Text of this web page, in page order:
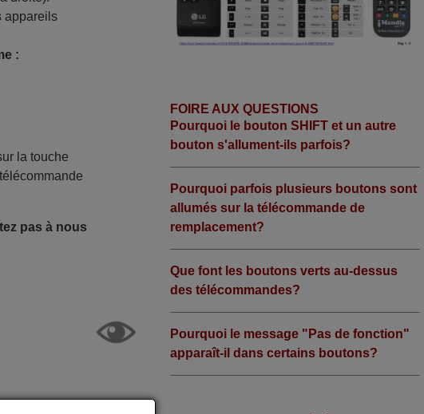
appareils
:
la touche
pas à nous
FOIRE AUX QUESTIONS
Pourquoi le bouton SHIFT et un autre
bouton s'allument-ils parfois?
Pourquoi parfois plusieurs boutons sont
allumés sur la télécommande de
remplacement?
Que font les boutons verts au-dessus
des télécommandes?
Pourquoi le message "Pas de fonction"
apparaît-il dans certains boutons?